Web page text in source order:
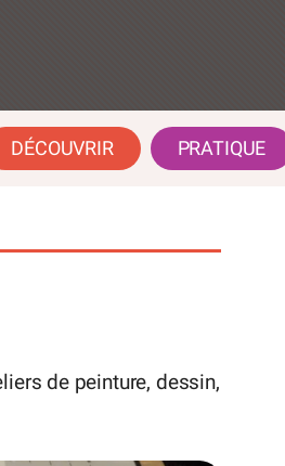
DÉCOUVRIR PRATIQUE
de peinture, dessin,